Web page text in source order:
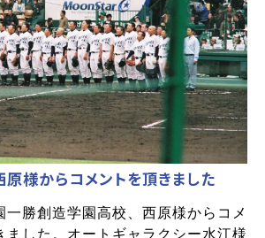
様からコメントを頂きました
一勝創造学園高校、西原様からコメ
ました。オートギャラクシー水江様